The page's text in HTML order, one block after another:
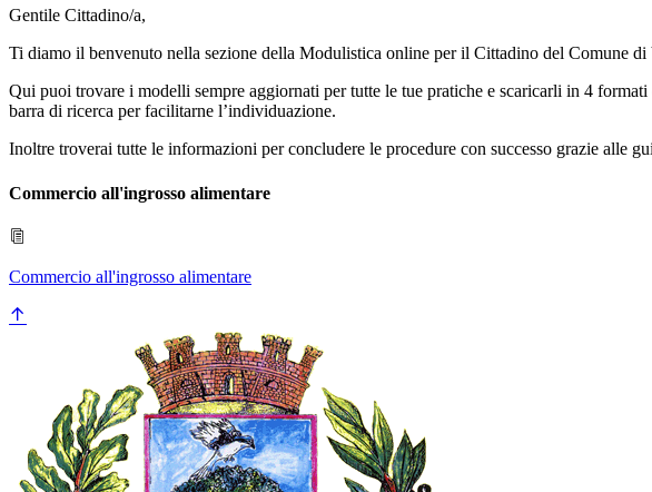
Gentile Cittadino/a,
Ti diamo il benvenuto nella sezione della Modulistica online per il Cittadino del Comune di
Qui puoi trovare i modelli sempre aggiornati per tutte le tue pratiche e scaricarli in 4
barra di ricerca per facilitarne l’individuazione.
Inoltre troverai tutte le informazioni per concludere le procedure con successo grazie alle
Commercio all'ingrosso alimentare
Commercio all'ingrosso alimentare